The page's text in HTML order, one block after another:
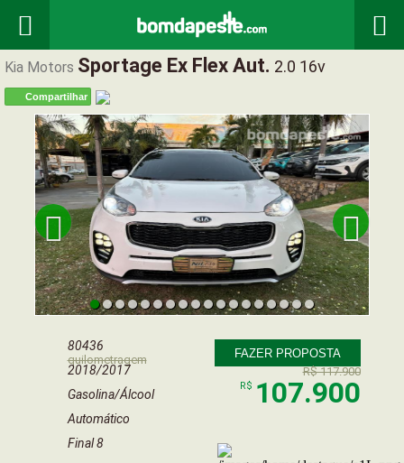
 
Kia Motors Sportage Ex Flex Aut. 2.0 16v
Compartilhar
 
80436
quilometragem
2018/2017
Gasolina/Álcool
Automático
Final 8
FAZER PROPOSTA
R$ 107.900
R$ 117.900